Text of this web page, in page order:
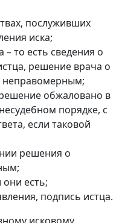
послуживших
иска;
то есть сведения о
решение врача о
неправомерным;
обжаловано в
порядке, с
если таковой
решения о
есть;
подпись истца.